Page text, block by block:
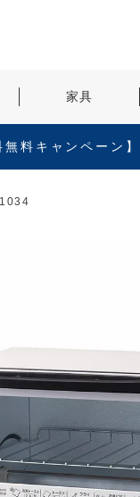
家具
料キャンペーン】